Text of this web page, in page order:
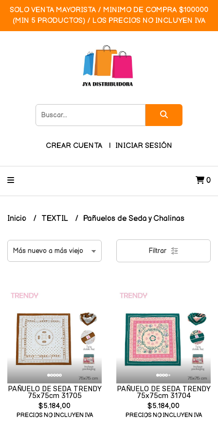
SOLO VENTA MAYORISTA / MINIMO DE COMPRA $100000
(MIN 5 PRODUCTOS) / LOS PRECIOS NO INCLUYEN IVA
CREAR CUENTA INICIAR SESIÓN
0
Inicio TEXTIL Pañuelos de Seda y Chalinas
Filtrar
PAÑUELO DE SEDA TRENDY
75x75cm 31705
$5.184,00
PRECIOS NO INCLUYEN IVA
PAÑUELO DE SEDA TRENDY
75x75cm 31704
$5.184,00
PRECIOS NO INCLUYEN IVA